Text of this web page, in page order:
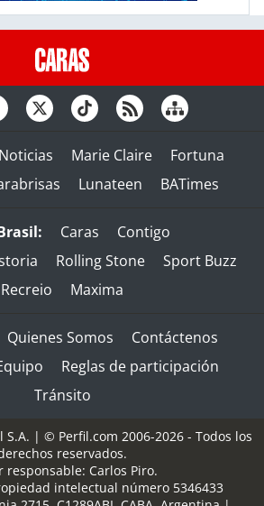
Noticias Marie Claire
Fortuna
Lunateen BATimes
Caras
Contigo
Rolling Stone
Sport Buzz
Recreio
Maxima
Quienes Somos
Contáctenos
Reglas de participación
Tránsito
S.A. | © Perfil.com 2006-2026 - Todos los
reservados.
responsable: Carlos Piro.
intelectual número 5346433